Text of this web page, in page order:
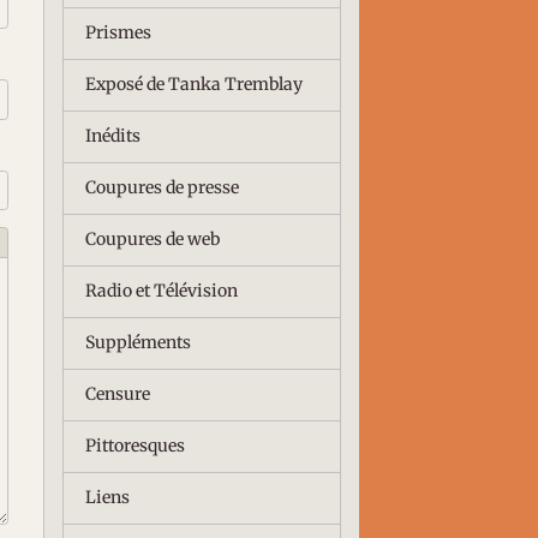
Prismes
Exposé de Tanka Tremblay
Inédits
Coupures de presse
Coupures de web
Radio et Télévision
Suppléments
Censure
Pittoresques
Liens